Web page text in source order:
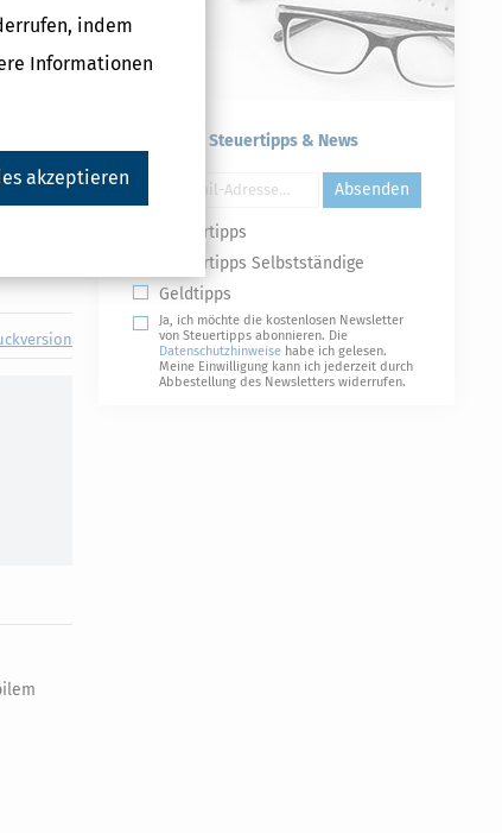
indem
Informationen
akzeptieren
wiegt,
Az. 3 K
Kostenlose Steuertipps & News
Absenden
Steuertipps
Steuertipps Selbstständige
Geldtipps
Ja, ich möchte die kostenlosen Newsletter
von Steuertipps abonnieren. Die
Datenschutzhinweise habe ich gelesen.
Meine Einwilligung kann ich jederzeit durch
Abbestellung des Newsletters widerrufen.